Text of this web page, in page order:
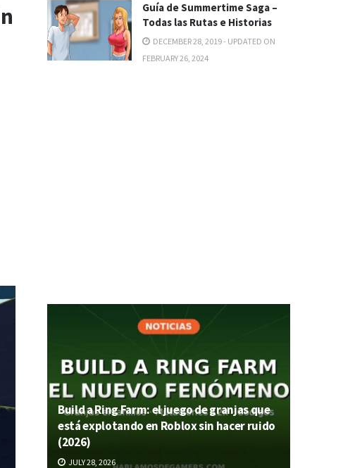
Guía de Summertime Saga –
Todas las Rutas e Historias
DECEMBER 28, 2019 - UPDATED ON
FEBRUARY 26, 2024
Build a Ring Farm: el juego de granjas que
está explotando en Roblox sin hacer ruido
(2026)
JULY 28, 2026